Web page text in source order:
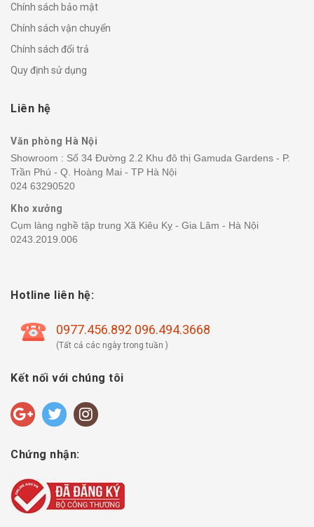
Chính sách bảo mật
Chính sách vận chuyển
Chính sách đổi trả
Quy định sử dụng
Liên hệ
Văn phòng Hà Nội
Showroom : Số 34 Đường 2.2 Khu đô thị Gamuda Gardens - P.
Trần Phú - Q. Hoàng Mai - TP Hà Nội
024 63290520
Kho xưởng
Cụm làng nghề tập trung Xã Kiêu Kỵ - Gia Lâm - Hà Nội
0243.2019.006
Hotline liên hệ:
0977.456.892 096.494.3668
(Tất cả các ngày trong tuần )
Kết nối với chúng tôi
Chứng nhận: